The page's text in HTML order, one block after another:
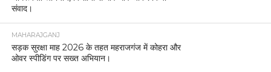
संवाद।
MAHARAJGANJ
सड़क सुरक्षा माह 2026 के तहत महराजगंज में कोहरा और
ओवर स्पीडिंग पर सख्त अभियान।